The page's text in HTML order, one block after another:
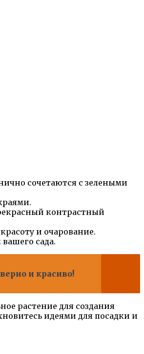
сочетаются с зелеными
контрастный
и очарование.
сада.
и красиво!
растение для создания
идеями для посадки и